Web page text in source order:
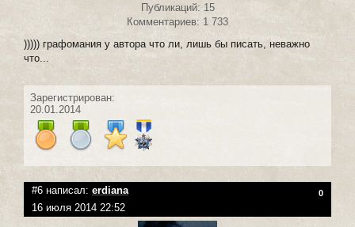
Публикаций: 15
Комментариев: 1 733
))))) графомания у автора что ли, лишь бы писать, неважно
что...
Зарегистрирован:
20.01.2014
#6 написал: erdiana 0
16 июля 2014 22:52